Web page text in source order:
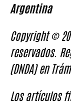
Argentina
Copyright ©
reservados.
(DNDA) en
Los artículos